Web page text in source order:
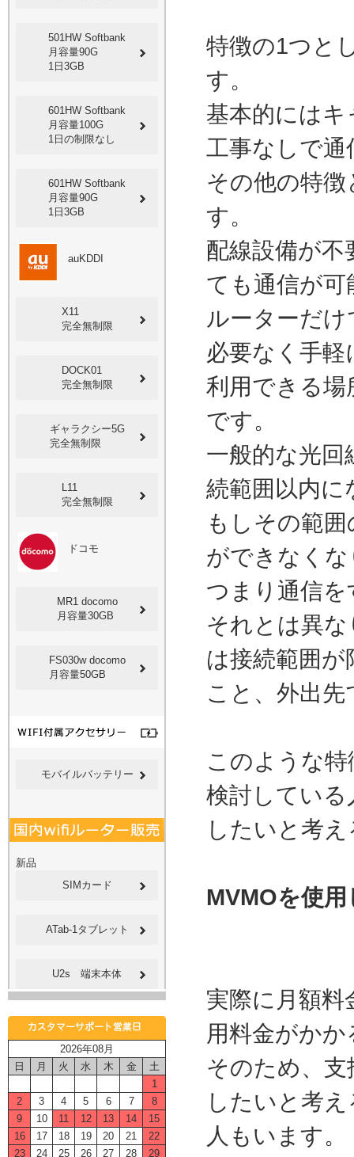
501HW Softbank
月容量90G
1日3GB
601HW Softbank
月容量100G
1日の制限なし
601HW Softbank
月容量90G
1日3GB
auKDDI
X11
完全無制限
DOCK01
完全無制限
ギャラクシー5G
完全無制限
L11
完全無制限
ドコモ
MR1 docomo
月容量30GB
FS030w docomo
月容量50GB
モバイルバッテリー
新品
SIMカード
ATab-1タブレット
U2s 端末本体
2026年08月
日
月 火 水 木 金
土
1
2
3 4 5 6 7
8
9
10 11 12 13 14
15
16
17 18 19 20 21
22
23
24 25 26 27 28 29
特徴の1つと
す。
基本的には
工事なしで
その他の特
す。
配線設備が
ても通信が可
ルーターだ
必要なく手
利用できる
です。
一般的な光
続範囲以内に
もしその範
ができなく
つまり通信
それとは異
は接続範囲
こと、外出
このような
検討してい
したいと考
MVMOを使
実際に月額料
用料金がか
そのため、
したいと考
人もいます。